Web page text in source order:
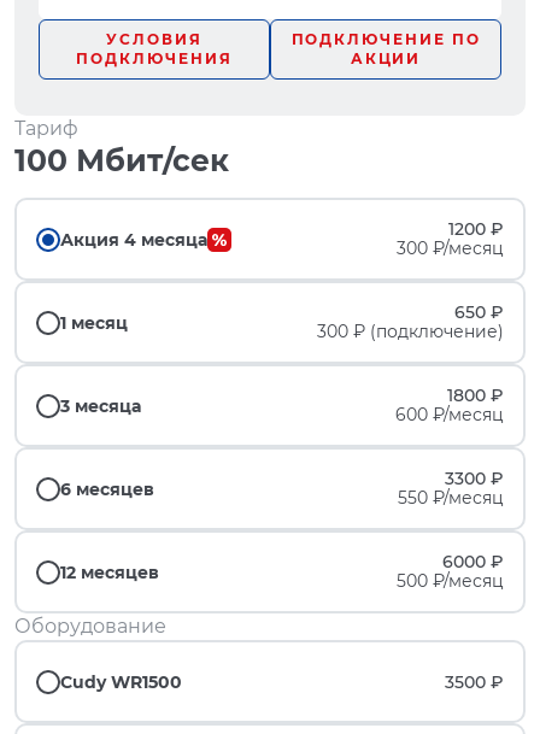
УСЛОВИЯ
ПОДКЛЮЧЕНИЯ
ПОДКЛЮЧЕНИЕ ПО
АКЦИИ
Тариф
100 Мбит/сек
Акция 4 месяца
1200 ₽
300 ₽/месяц
1 месяц
650 ₽
300 ₽ (подключение)
3 месяца
1800 ₽
600 ₽/месяц
6 месяцев
3300 ₽
550 ₽/месяц
12 месяцев
6000 ₽
500 ₽/месяц
Оборудование
Cudy WR1500 3500 ₽